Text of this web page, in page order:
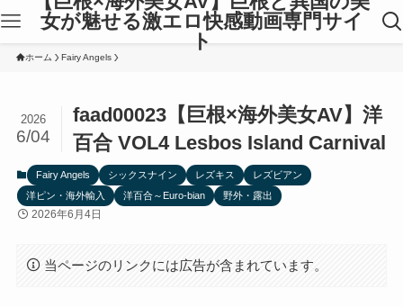
女が魅せる激エロ快感動画専門サイ
ト
ホーム Fairy Angels
faad00023【巨根×海外美女AV】洋
百合 VOL4 Lesbos Island Carnival
2026
6/04
Fairy Angels シックスナイン レズキス
レズビアン
洋ピン・海外輸入
洋百合～Euro-bian 野外・露出
2026年6月4日
当ページのリンクには広告が含まれています。